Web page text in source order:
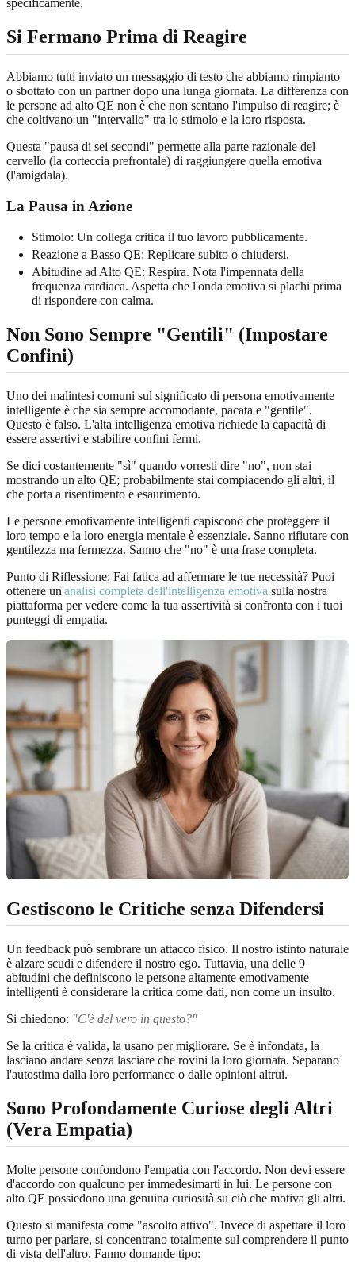
specificamente.
Si Fermano Prima di Reagire
Abbiamo tutti inviato un messaggio di testo che abbiamo rimpianto
o sbottato con un partner dopo una lunga giornata. La differenza con
le persone ad alto QE non è che non sentano l'impulso di reagire; è
che coltivano un "intervallo" tra lo stimolo e la loro risposta.
Questa "pausa di sei secondi" permette alla parte razionale del
cervello (la corteccia prefrontale) di raggiungere quella emotiva
(l'amigdala).
La Pausa in Azione
Stimolo: Un collega critica il tuo lavoro pubblicamente.
Reazione a Basso QE: Replicare subito o chiudersi.
Abitudine ad Alto QE: Respira. Nota l'impennata della
frequenza cardiaca. Aspetta che l'onda emotiva si plachi prima
di rispondere con calma.
Non Sono Sempre "Gentili" (Impostare
Confini)
Uno dei malintesi comuni sul significato di persona emotivamente
intelligente è che sia sempre accomodante, pacata e "gentile".
Questo è falso. L'alta intelligenza emotiva richiede la capacità di
essere assertivi e stabilire confini fermi.
Se dici costantemente "sì" quando vorresti dire "no", non stai
mostrando un alto QE; probabilmente stai compiacendo gli altri, il
che porta a risentimento e esaurimento.
Le persone emotivamente intelligenti capiscono che proteggere il
loro tempo e la loro energia mentale è essenziale. Sanno rifiutare con
gentilezza ma fermezza. Sanno che "no" è una frase completa.
Punto di Riflessione: Fai fatica ad affermare le tue necessità? Puoi
ottenere un'analisi completa dell'intelligenza emotiva sulla nostra
piattaforma per vedere come la tua assertività si confronta con i tuoi
punteggi di empatia.
Gestiscono le Critiche senza Difendersi
Un feedback può sembrare un attacco fisico. Il nostro istinto naturale
è alzare scudi e difendere il nostro ego. Tuttavia, una delle 9
abitudini che definiscono le persone altamente emotivamente
intelligenti è considerare la critica come dati, non come un insulto.
Si chiedono: "C'è del vero in questo?"
Se la critica è valida, la usano per migliorare. Se è infondata, la
lasciano andare senza lasciare che rovini la loro giornata. Separano
l'autostima dalla loro performance o dalle opinioni altrui.
Sono Profondamente Curiose degli Altri
(Vera Empatia)
Molte persone confondono l'empatia con l'accordo. Non devi essere
d'accordo con qualcuno per immedesimarti in lui. Le persone con
alto QE possiedono una genuina curiosità su ciò che motiva gli altri.
Questo si manifesta come "ascolto attivo". Invece di aspettare il loro
turno per parlare, si concentrano totalmente sul comprendere il punto
di vista dell'altro. Fanno domande tipo: